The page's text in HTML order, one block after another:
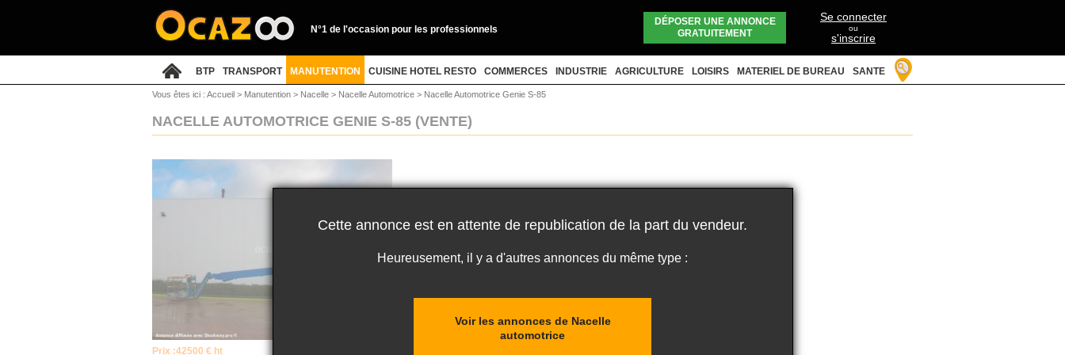
N°1 de l'occasion pour les professionnels
DÉPOSER UNE ANNONCE
GRATUITEMENT
Se connecter
ou
s'inscrire
BTP TRANSPORT MANUTENTION CUISINE HOTEL RESTO COMMERCES INDUSTRIE AGRICULTURE LOISIRS MATERIEL DE BUREAU SANTE
Vous êtes ici : Accueil > Manutention > Nacelle > Nacelle Automotrice > Nacelle Automotrice Genie S-85
NACELLE AUTOMOTRICE GENIE S-85 (VENTE)
Prix :42500 € ht
Cette annonce est en attente de republication de la part du vendeur.
Heureusement, il y a d'autres annonces du même type :
Voir les annonces de Nacelle
automotrice